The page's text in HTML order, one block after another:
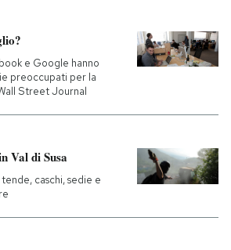
e Google hanno
preoccupati per la
Street Journal
Val di Susa
caschi, sedie e